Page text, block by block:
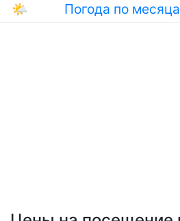
🌤 Погода по